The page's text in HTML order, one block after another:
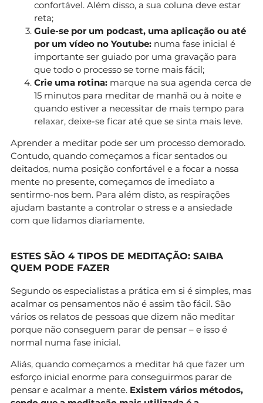
confortável. Além disso, a sua coluna deve estar
reta;
Guie-se por um podcast, uma aplicação ou até
por um vídeo no Youtube: numa fase inicial é
importante ser guiado por uma gravação para
que todo o processo se torne mais fácil;
Crie uma rotina: marque na sua agenda cerca de
15 minutos para meditar de manhã ou à noite e
quando estiver a necessitar de mais tempo para
relaxar, deixe-se ficar até que se sinta mais leve.
Aprender a meditar pode ser um processo demorado.
Contudo, quando começamos a ficar sentados ou
deitados, numa posição confortável e a focar a nossa
mente no presente, começamos de imediato a
sentirmo-nos bem. Para além disto, as respirações
ajudam bastante a controlar o stress e a ansiedade
com que lidamos diariamente.
ESTES SÃO 4 TIPOS DE MEDITAÇÃO: SAIBA
QUEM PODE FAZER
Segundo os especialistas a prática em si é simples, mas
acalmar os pensamentos não é assim tão fácil. São
vários os relatos de pessoas que dizem não meditar
porque não conseguem parar de pensar – e isso é
normal numa fase inicial.
Aliás, quando começamos a meditar há que fazer um
esforço inicial enorme para conseguirmos parar de
pensar e acalmar a mente. Existem vários métodos,